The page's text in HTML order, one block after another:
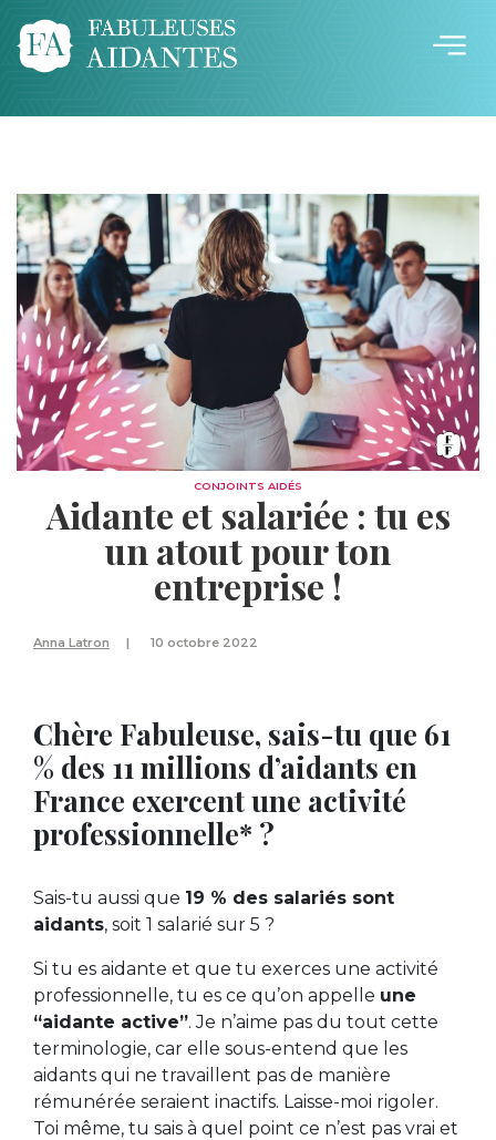
CONJOINTS AIDÉS
Aidante et salariée : tu es
un atout pour ton
entreprise !
Anna Latron 10 octobre 2022
Chère Fabuleuse, sais-tu que 61
% des 11 millions d’aidants en
France exercent une activité
professionnelle* ?
Sais-tu aussi que 19 % des salariés sont
aidants, soit 1 salarié sur 5 ?
Si tu es aidante et que tu exerces une activité
professionnelle, tu es ce qu’on appelle une
“aidante active”. Je n’aime pas du tout cette
terminologie, car elle sous-entend que les
aidants qui ne travaillent pas de manière
rémunérée seraient inactifs. Laisse-moi rigoler.
Toi même, tu sais à quel point ce n’est pas vrai et